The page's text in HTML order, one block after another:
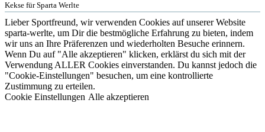
Kekse für Sparta Werlte
Lieber Sportfreund, wir verwenden Cookies auf unserer Website
sparta-werlte, um Dir die bestmögliche Erfahrung zu bieten, indem
wir uns an Ihre Präferenzen und wiederholten Besuche erinnern.
Wenn Du auf "Alle akzeptieren" klicken, erklärst du sich mit der
Verwendung ALLER Cookies einverstanden. Du kannst jedoch die
"Cookie-Einstellungen" besuchen, um eine kontrollierte
Zustimmung zu erteilen.
Cookie Einstellungen Alle akzeptieren